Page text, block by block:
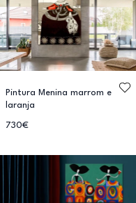
Pintura Menina marrom e
laranja
730€